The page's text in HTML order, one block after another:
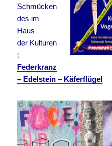
Schmücken
des im
Haus
der Kulturen
:
Federkranz
– Edelstein – Käferflügel